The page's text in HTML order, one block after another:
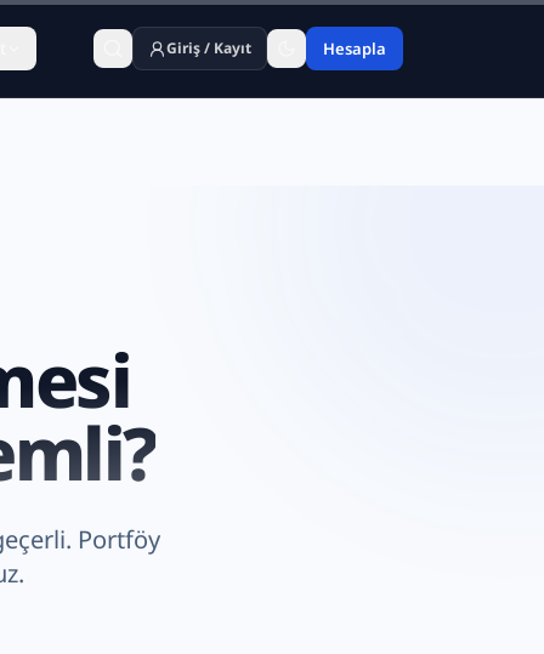
Giriş / Kayıt Hesapla
Portföy